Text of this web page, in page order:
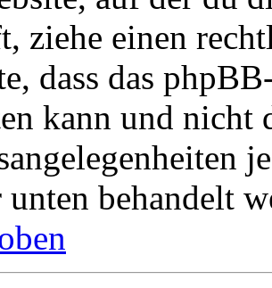
ziehe einen
dass das
kann und nicht
behandelt